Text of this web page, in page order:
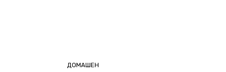
ДОМАШЕН